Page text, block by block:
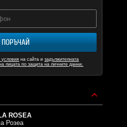
ПОРЪЧАЙ
условия на сайта изадължителната
лицата по защита на личните данни.
ROSEA
Розеа